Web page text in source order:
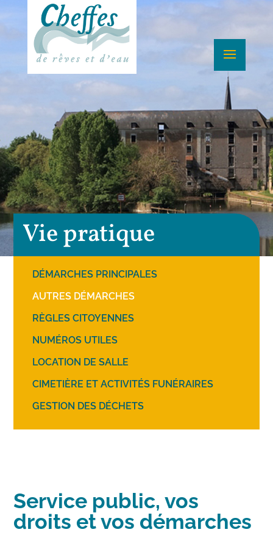
Vie pratique
DÉMARCHES PRINCIPALES
AUTRES DÉMARCHES
RÈGLES CITOYENNES
NUMÉROS UTILES
LOCATION DE SALLE
CIMETIÈRE ET ACTIVITÉS FUNÉRAIRES
GESTION DES DÉCHETS
Service public, vos
droits et vos démarches